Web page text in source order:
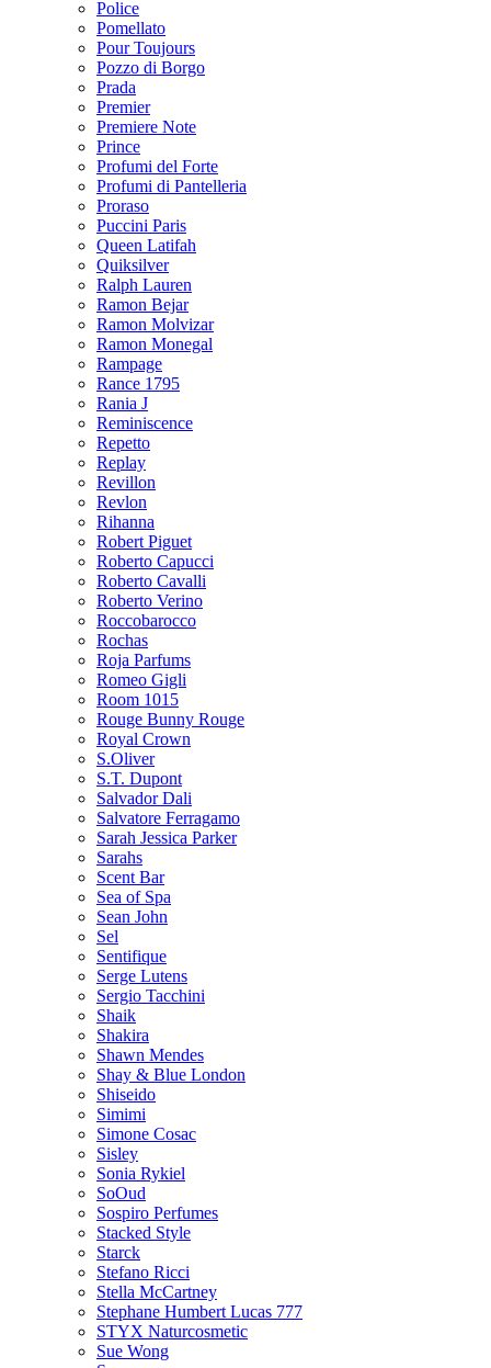
Police
Pomellato
Pour Toujours
Pozzo di Borgo
Prada
Premier
Premiere Note
Prince
Profumi del Forte
Profumi di Pantelleria
Proraso
Puccini Paris
Queen Latifah
Quiksilver
Ralph Lauren
Ramon Bejar
Ramon Molvizar
Ramon Monegal
Rampage
Rance 1795
Rania J
Reminiscence
Repetto
Replay
Revillon
Revlon
Rihanna
Robert Piguet
Roberto Capucci
Roberto Cavalli
Roberto Verino
Roccobarocco
Rochas
Roja Parfums
Romeo Gigli
Room 1015
Rouge Bunny Rouge
Royal Crown
S.Oliver
S.T. Dupont
Salvador Dali
Salvatore Ferragamo
Sarah Jessica Parker
Sarahs
Scent Bar
Sea of Spa
Sean John
Sel
Sentifique
Serge Lutens
Sergio Tacchini
Shaik
Shakira
Shawn Mendes
Shay & Blue London
Shiseido
Simimi
Simone Cosac
Sisley
Sonia Rykiel
SoOud
Sospiro Perfumes
Stacked Style
Starck
Stefano Ricci
Stella McCartney
Stephane Humbert Lucas 777
STYX Naturсosmetic
Sue Wong